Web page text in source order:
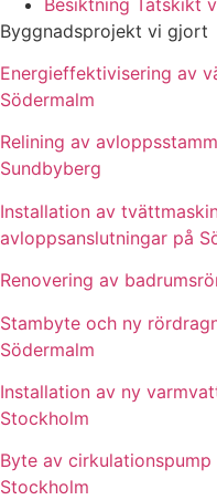
Byggnadsprojekt vi gjort
Energieffektivisering av
Södermalm
Relining av
Sundbyberg
Installation av
avloppsanslutningar på
Renovering av
Stambyte och ny
Södermalm
Installation av ny
Stockholm
Byte av
Stockholm